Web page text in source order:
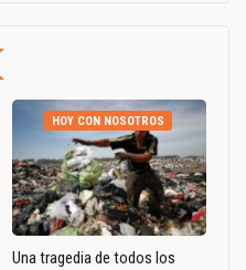
HOY CON NOSOTROS
Una tragedia de todos los